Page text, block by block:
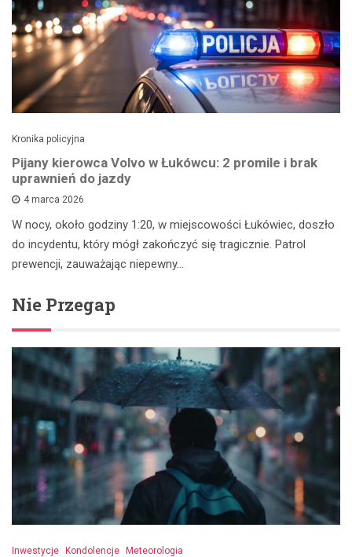
Kronika policyjna
Pijany kierowca Volvo w Łukówcu: 2 promile i brak
uprawnień do jazdy
4 marca 2026
W nocy, około godziny 1:20, w miejscowości Łukówiec, doszło
do incydentu, który mógł zakończyć się tragicznie. Patrol
prewencji, zauważając niepewny…
Nie Przegap
Inwestycje Kondolencje Meteorologia